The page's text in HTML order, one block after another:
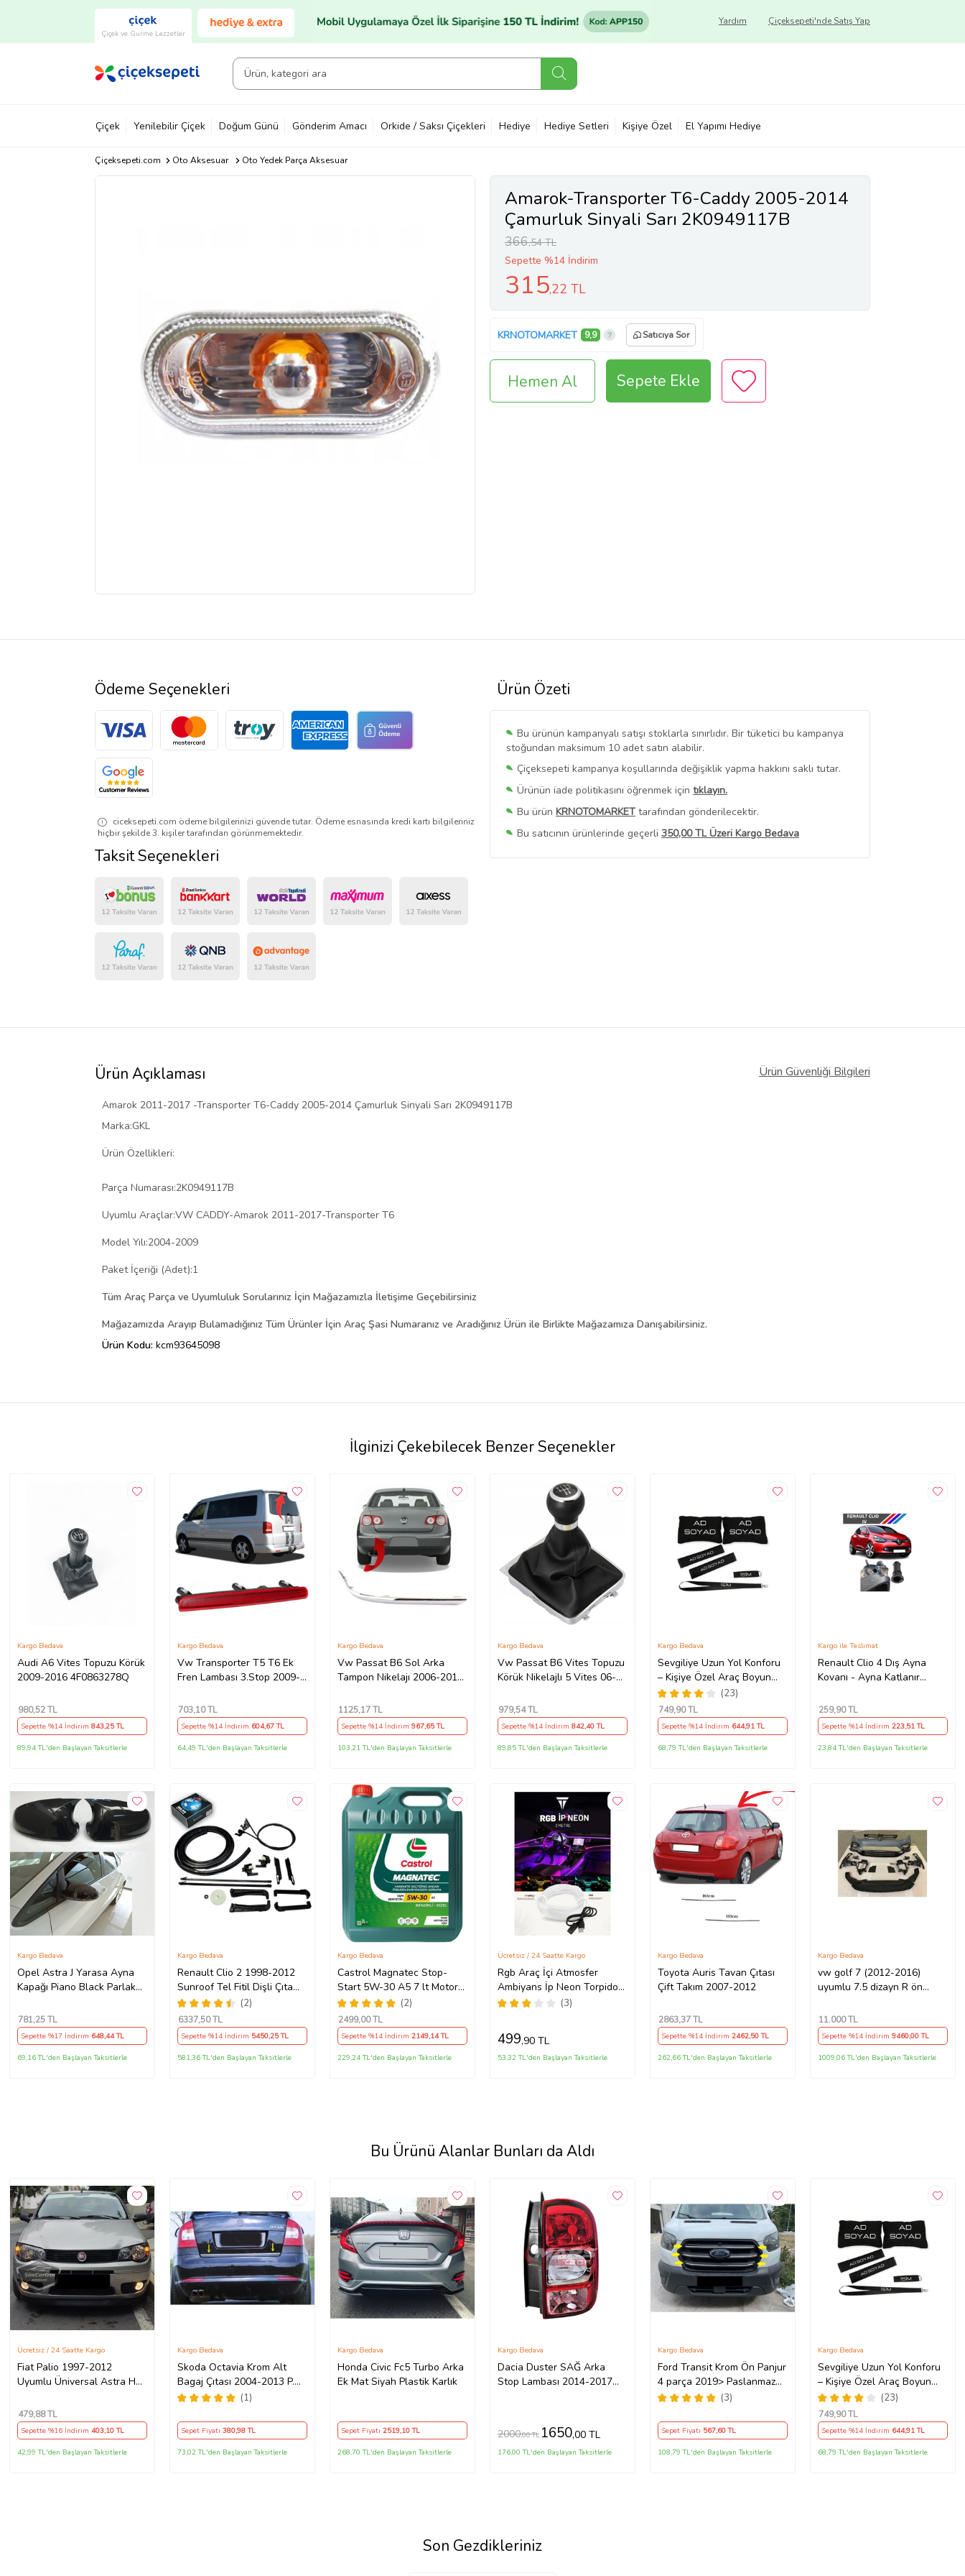
Çiçek ve Gurme Lezzetler
Çiçeksepeti'nde Satış Yap
Yardım
Çiçek Yenilebilir Çiçek Doğum Günü Gönderim Amacı Orkide / Saksı Çiçekleri Hediye Hediye Setleri Kişiye Özel El Yapımı Hediye
Çiçeksepeti.com Oto Aksesuar Oto Yedek Parça Aksesuar
Amarok-Transporter T6-Caddy 2005-2014
Çamurluk Sinyali Sarı 2K0949117B
366,54 TL
Sepette %14 İndirim
315,22 TL
KRNOTOMARKET 9,9 Satıcıya Sor
Hemen Al Sepete Ekle
Ürün Özeti
Bu ürünün kampanyalı satışı stoklarla sınırlıdır. Bir tüketici bu kampanya
stoğundan maksimum 10 adet satın alabilir.
Çiçeksepeti kampanya koşullarında değişiklik yapma hakkını saklı tutar.
Ürünün iade politikasını öğrenmek için tıklayın.
Bu ürün KRNOTOMARKET tarafından gönderilecektir.
Bu satıcının ürünlerinde geçerli 350,00 TL Üzeri Kargo Bedava
Bu SatıcınınTüm Ürünlerini Görüntüle
Ödeme Seçenekleri
ciceksepeti.com ödeme bilgilerinizi güvende tutar. Ödeme esnasında kredi kartı bilgileriniz
hiçbir şekilde 3. kişiler tarafından görünmemektedir.
Taksit Seçenekleri
Ürün Açıklaması Ürün Güvenliği Bilgileri
Amarok 2011-2017 -Transporter T6-Caddy 2005-2014 Çamurluk Sinyali Sarı 2K0949117B
Marka:GKL
Ürün Özellikleri:
Parça Numarası:2K0949117B
Uyumlu Araçlar:VW CADDY-Amarok 2011-2017-Transporter T6
Model Yılı:2004-2009
Paket İçeriği (Adet):1
Tüm Araç Parça ve Uyumluluk Sorularınız İçin Mağazamızla İletişime Geçebilirsiniz
Mağazamızda Arayıp Bulamadığınız Tüm Ürünler İçin Araç Şasi Numaranız ve Aradığınız Ürün ile Birlikte Mağazamıza Danışabilirsiniz.
Ürün Kodu: kcm93645098
İlginizi Çekebilecek Benzer Seçenekler
Audi A6 Vites Topuzu Körük
2009-2016 4F0863278Q
Kargo Bedava
980,52 TL
Sepette %14 İndirim 843,25 TL
89,94 TL'den Başlayan Taksitlerle
Vw Transporter T5 T6 Ek
Fren Lambası 3.Stop 2009-
Kargo Bedava
703,10 TL
Sepette %14 İndirim 604,67 TL
64,49 TL'den Başlayan Taksitlerle
Vw Passat B6 Sol Arka
Tampon Nikelajı 2006-2011
Kargo Bedava
1125,17 TL
Sepette %14 İndirim 967,65 TL
103,21 TL'den Başlayan Taksitlerle
Vw Passat B6 Vites Topuzu
Körük Nikelajlı 5 Vites 06-09
Kargo Bedava
979,54 TL
Sepette %14 İndirim 842,40 TL
89,85 TL'den Başlayan Taksitlerle
Sevgiliye Uzun Yol Konforu
– Kişiye Özel Araç Boyun
Yastığı & Kemer Pedi Hediye
Seti
(23)
Kargo Bedava
749,90 TL
Sepette %14 İndirim 644,91 TL
68,79 TL'den Başlayan Taksitlerle
Renault Clio 4 Dış Ayna
Kovanı - Ayna Katlanır
490307706 M3625
Kargo ile Teslimat
259,90 TL
Sepette %14 İndirim223,51 TL
23,84 TL'den Başlayan Taksitlerle
Opel Astra J Yarasa Ayna
Kapağı Piano Black Parlak
Kargo Bedava
781,25 TL
Sepette %17 İndirim 648,44 TL
69,16 TL'den Başlayan Taksitlerle
Renault Clio 2 1998-2012
Sunroof Tel Fitil Dişli Çıta
Ayak Seti
(2)
Kargo Bedava
6337,50 TL
Sepette %14 İndirim 5450,25 TL
581,36 TL'den Başlayan Taksitlerle
Castrol Magnatec Stop-
Start 5W-30 A5 7 lt Motor
Yağı Ü.T 2024 (2)
Kargo Bedava
2499,00 TL
Sepette %14 İndirim 2149,14 TL
229,24 TL'den Başlayan Taksitlerle
Rgb Araç İçi Atmosfer
Ambiyans İp Neon Torpido
Led 3 Metre USB Girişli
(3)
Ücretsiz / 24 Saatte Kargo
499,90 TL
53,32 TL'den Başlayan Taksitlerle
Toyota Auris Tavan Çıtası
Çift Takım 2007-2012
Kargo Bedava
2863,37 TL
Sepette %14 İndirim2462,50 TL
262,66 TL'den Başlayan Taksitlerle
vw golf 7 (2012-2016)
uyumlu 7.5 dizayn R ön
Kargo Bedava
11.000TL
Sepette %14 İndirim9460,00 TL
1009,06 TL'den Başlayan Taksitlerle
Bu Ürünü Alanlar Bunları da Aldı
Fiat Palio 1997-2012
Uyumlu Üniversal Astra H
Tampon Altı Dil Karlık Ön Ek
Ücretsiz / 24 Saatte Kargo
479,88 TL
Sepette %16 İndirim 403,10 TL
42,99 TL'den Başlayan Taksitlerle
Skoda Octavia Krom Alt
Bagaj Çıtası 2004-2013 P.
Çelik SEDAN (1)
Kargo Bedava
Sepet Fiyatı 380,98 TL
73,02 TL'den Başlayan Taksitlerle
Honda Civic Fc5 Turbo Arka
Ek Mat Siyah Plastik Karlık
Kargo Bedava
Sepet Fiyatı 2519,10 TL
268,70 TL'den Başlayan Taksitlerle
Dacia Duster SAĞ Arka
Stop Lambası 2014-2017
Kargo Bedava
2000,00 TL 1650,00 TL
176,00 TL'den Başlayan Taksitlerle
Ford Transit Krom Ön Panjur
4 parça 2019> Paslanmaz
Çelik
(3)
Kargo Bedava
Sepet Fiyatı 567,60 TL
108,79 TL'den Başlayan Taksitlerle
Sevgiliye Uzun Yol Konforu
– Kişiye Özel Araç Boyun
Yastığı & Kemer Pedi Hediye
Seti
(23)
Kargo Bedava
749,90 TL
Sepette %14 İndirim 644,91 TL
68,79 TL'den Başlayan Taksitlerle
Son Gezdikleriniz